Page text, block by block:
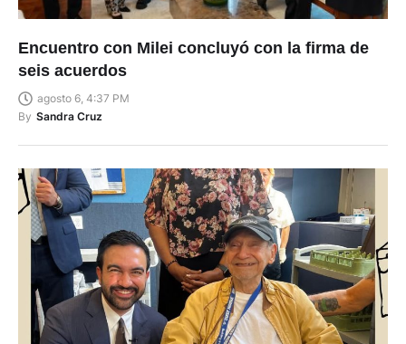
Encuentro con Milei concluyó con la firma de
seis acuerdos
agosto 6, 4:37 PM
By Sandra Cruz